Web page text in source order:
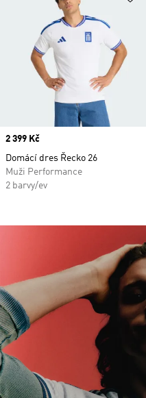
Price
2 399 Kč
Domácí dres Řecko 26
Muži Performance
2 barvy/ev